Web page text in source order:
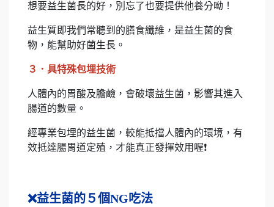
想要益生菌長的好，別忘了也要提供他養分呦！
益生質即我們常聽到的膳食纖維，是益生菌的食
物，能幫助好菌生長。
３．具特殊包埋技術
人體內的胃酸及膽鹼，會破壞益生菌，影響其進入
腸道的數量。
經專業包埋的益生菌，較能抵擋人體內的環境，有
效抵達腸胃道定殖，才能真正發揮效用喔❗
❌益生菌的５個NG吃法